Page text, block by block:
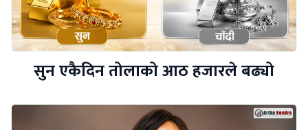
सुन एकैदिन तोलाको आठ हजारले बढ्यो